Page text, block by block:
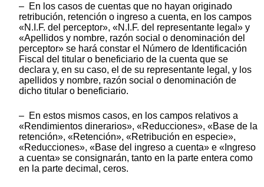
– En los casos de cuentas que no hayan originado
retribución, retención o ingreso a cuenta, en los campos
«N.I.F. del perceptor», «N.I.F. del representante legal» y
«Apellidos y nombre, razón social o denominación del
perceptor» se hará constar el Número de Identificación
Fiscal del titular o beneficiario de la cuenta que se
declara y, en su caso, el de su representante legal, y los
apellidos y nombre, razón social o denominación de
dicho titular o beneficiario.
– En estos mismos casos, en los campos relativos a
«Rendimientos dinerarios», «Reducciones», «Base de la
retención», «Retención», «Retribución en especie»,
«Reducciones», «Base del ingreso a cuenta» e «Ingreso
a cuenta» se consignarán, tanto en la parte entera como
en la parte decimal, ceros.